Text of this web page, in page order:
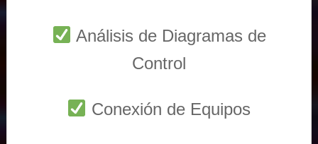
Análisis de Diagramas de
Control
Conexión de Equipos